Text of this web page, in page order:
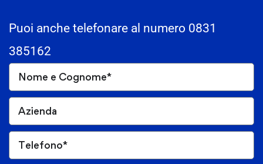
Puoi anche telefonare al numero 0831
385162